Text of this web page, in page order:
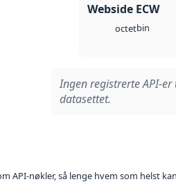
Webside ECW
octetbin
Ingen registrerte API-
datasettet.
nøkler, så lenge hvem som helst